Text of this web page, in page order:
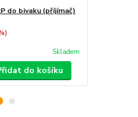
do bivaku (příjímač)
Skladem
do košíku